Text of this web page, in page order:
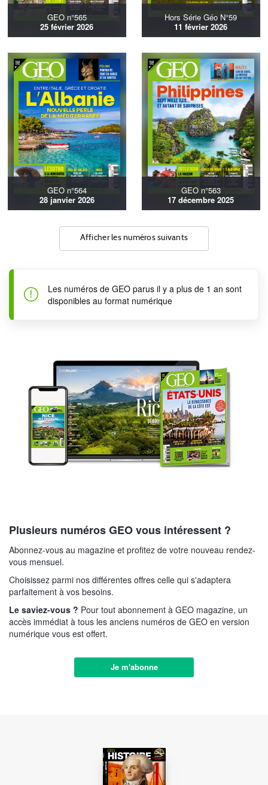
GEO n°565
25 février 2026
Hors Série Géo N°59
11 février 2026
GEO n°564
28 janvier 2026
GEO n°563
17 décembre 2025
Afficher les numéros suivants
Les numéros de GEO parus il y a plus de 1 an sont
disponibles au format numérique
Plusieurs numéros GEO vous intéressent ?
Abonnez-vous au magazine et profitez de votre nouveau rendez-
vous mensuel.
Choisissez parmi nos différentes offres celle qui s'adaptera
parfaitement à vos besoins.
Le saviez-vous ? Pour tout abonnement à GEO magazine, un
accès immédiat à tous les anciens numéros de GEO en version
numérique vous est offert.
Je m'abonne